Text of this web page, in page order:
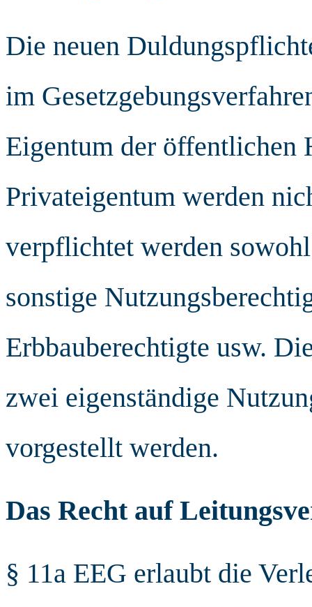
Die neuen
im
Eigentum der öffentlichen
Privateigentum werden
verpflichtet werden
sonstige
Erbbauberechtigte usw.
zwei eigenständige
vorgestellt werden.
Das Recht auf
§ 11a EEG erlaubt die